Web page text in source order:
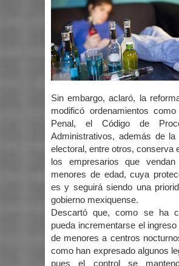
Sin embargo, aclaró, la
modificó ordenamientos
Penal, el Código de
Administrativos, además de la
electoral, entre otros, conserva
los empresarios que
menores de edad, cuya
es y seguirá siendo una
gobierno mexiquense.
Descartó que, como se ha
pueda incrementarse el ingreso
de menores a centros
como han expresado algunos
pues el control se